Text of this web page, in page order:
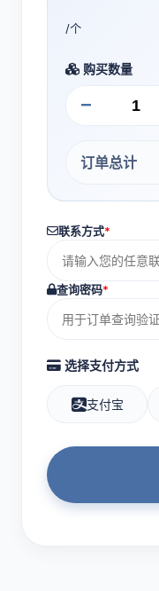
/个
购买数量
−
订单总计
联系方式*
查询密码*
选择支付方式
支付宝